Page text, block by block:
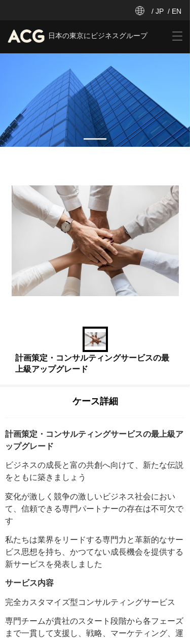
/ JP / EN
T
g
v
g
a
n
日本の東京にビジネスグループ
計画策定・コンサルティングサービスの最
上級アップグレード
ケース詳細
計画策定・コンサルティングサービスの最上級ア
ップグレード
ビジネスの成長と富の共創へ向けて、新たな伝説
をともに築きましょう
変化が激しく競争の激しいビジネス社会におい
て、信頼できる専門パートナーの存在は不可欠で
す
私たちは業界をリードする専門力と革新的なサー
ビス思想を持ち、かつてない成長機会を提供する
新サービスを発表しました
サービス内容
完全カスタマイズ型コンサルティングサービス
専門チームが貴社のスタート段階から各フェーズ
まで一貫して支援し、戦略、マーケティング、運